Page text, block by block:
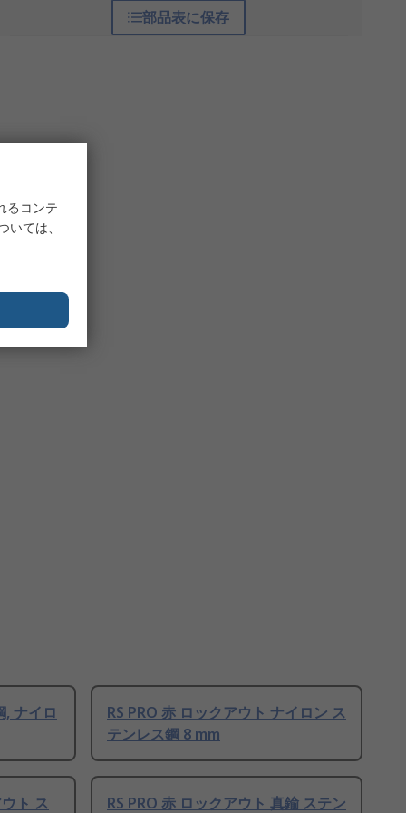
部品表に保存
, ナイロ
RS PRO 赤 ロックアウト ナイロン ス
テンレス鋼 8 mm
ト ス RS PRO 赤 ロックアウト 真鍮 ステン
るコンテ
ては、